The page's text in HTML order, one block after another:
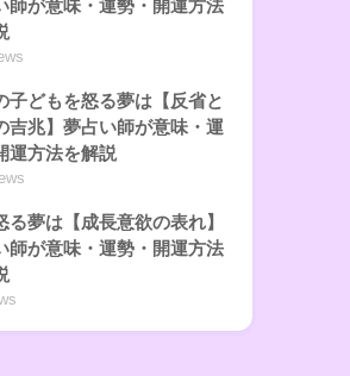
師が意味・運勢・開運方法
子どもを怒る夢は【反省と
吉兆】夢占い師が意味・運
運方法を解説
る夢は【成長意欲の表れ】
師が意味・運勢・開運方法